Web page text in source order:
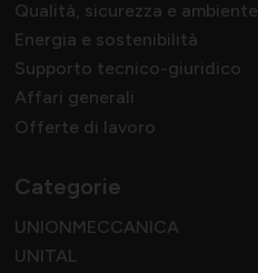
Qualità, sicurezza e ambiente
Energia e sostenibilità
Supporto tecnico-giuridico
Affari generali
Offerte di lavoro
Categorie
UNIONMECCANICA
UNITAL